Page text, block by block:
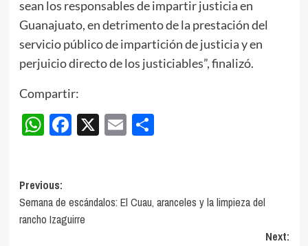
sean los responsables de impartir justicia en
Guanajuato, en detrimento de la prestación del
servicio público de impartición de justicia y en
perjuicio directo de los justiciables”, finalizó.
Compartir:
WhatsApp
Facebook
X EmailCompartir
Post
navigation
Previous:
Semana de escándalos: El Cuau, aranceles y la limpieza del
rancho Izaguirre
Next: